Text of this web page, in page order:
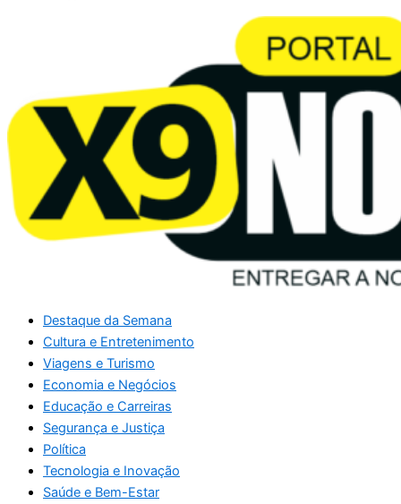
Destaque da Semana
Cultura e Entretenimento
Viagens e Turismo
Economia e Negócios
Educação e Carreiras
Segurança e Justiça
Política
Tecnologia e Inovação
Saúde e Bem-Estar